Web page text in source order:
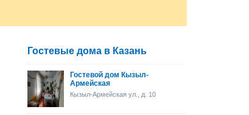
Гостевые дома в Казань
Гостевой дом Кызыл-
Армейская
Кызыл-Армейская ул., д. 10